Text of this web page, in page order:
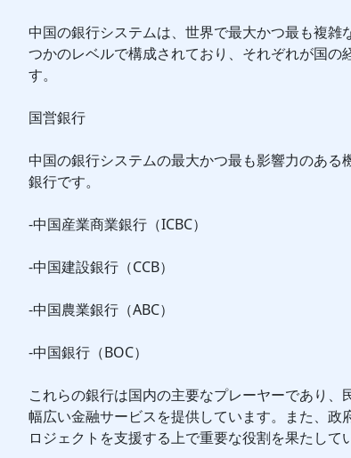
中国の銀行システムは、世界で最大かつ最も複雑
つかのレベルで構成されており、それぞれが国の
す。
国営銀行
中国の銀行システムの最大かつ最も影響力のある
銀行です。
-中国産業商業銀行（ICBC）
-中国建設銀行（CCB）
-中国農業銀行（ABC）
-中国銀行（BOC）
これらの銀行は国内の主要なプレーヤーであり、
幅広い金融サービスを提供しています。また、政
ロジェクトを支援する上で重要な役割を果たして